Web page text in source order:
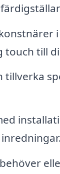
touch till
tillverka